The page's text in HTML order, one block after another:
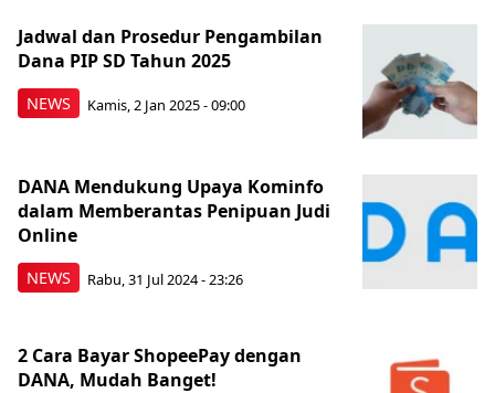
NEWS
Jadwal dan Prosedur Pengambilan
Dana PIP SD Tahun 2025
Kamis, 2 Jan 2025 - 09:00
NEWS
DANA Mendukung Upaya Kominfo
dalam Memberantas Penipuan Judi
Online
Rabu, 31 Jul 2024 - 23:26
2 Cara Bayar ShopeePay dengan
DANA, Mudah Banget!